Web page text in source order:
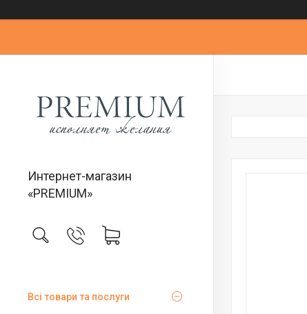
Интернет-магазин
«PREMIUM»
Всі товари та послуги